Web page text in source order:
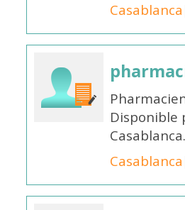
Casablanca
Disponible
Casablanca